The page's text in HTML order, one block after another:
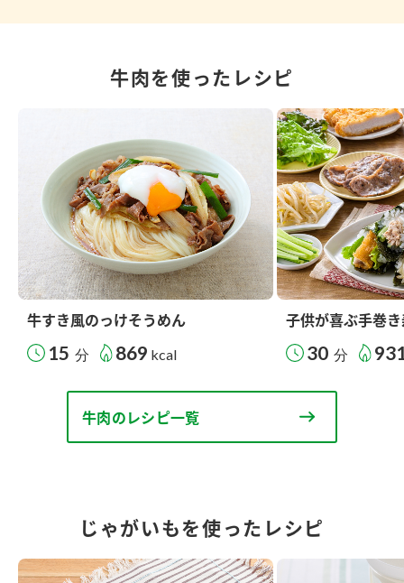
牛肉を使ったレシピ
牛すき風のっけそうめん
15 分 869 kcal
子供が喜ぶ手巻
30 分
牛肉のレシピ一覧
じゃがいもを使ったレシピ